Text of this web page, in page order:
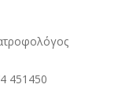
451450